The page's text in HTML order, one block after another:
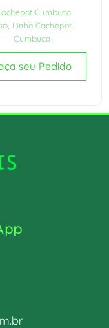
Cumbuca
, Linha Cachepot
Cumbuca
seu Pedido